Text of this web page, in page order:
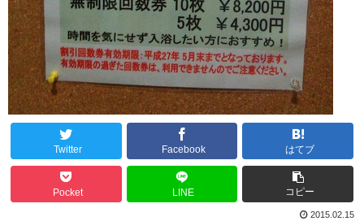
Twitter Facebook はてブ
Pocket LINE コピー
2015.02.15